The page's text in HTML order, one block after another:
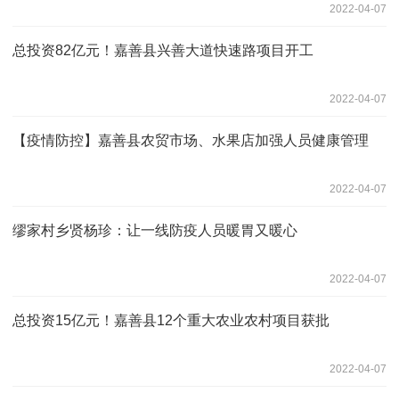
2022-04-07
总投资82亿元！嘉善县兴善大道快速路项目开工
2022-04-07
【疫情防控】嘉善县农贸市场、水果店加强人员健康管理
2022-04-07
缪家村乡贤杨珍：让一线防疫人员暖胃又暖心
2022-04-07
总投资15亿元！嘉善县12个重大农业农村项目获批
2022-04-07